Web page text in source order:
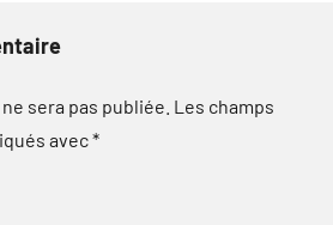
sera pas publiée. Les champs
avec*